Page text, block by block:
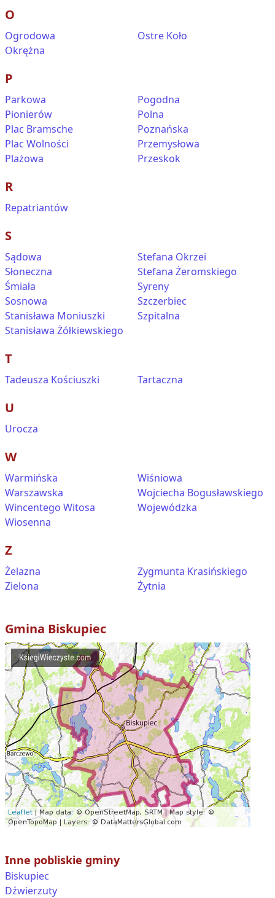
O
Ogrodowa
Okrężna
Ostre Koło
P
Parkowa
Pionierów
Plac Bramsche
Plac Wolności
Plażowa
Pogodna
Polna
Poznańska
Przemysłowa
Przeskok
R
Repatriantów
S
Sądowa
Słoneczna
Śmiała
Sosnowa
Stanisława Moniuszki
Stanisława Żółkiewskiego
Stefana Okrzei
Stefana Żeromskiego
Syreny
Szczerbiec
Szpitalna
T
Tadeusza Kościuszki Tartaczna
U
Urocza
W
Warmińska
Warszawska
Wincentego Witosa
Wiosenna
Wiśniowa
Wojciecha Bogusławskiego
Wojewódzka
Z
Żelazna
Zielona
Zygmunta Krasińskiego
Żytnia
Gmina Biskupiec
Inne pobliskie gminy
Biskupiec
Dźwierzuty